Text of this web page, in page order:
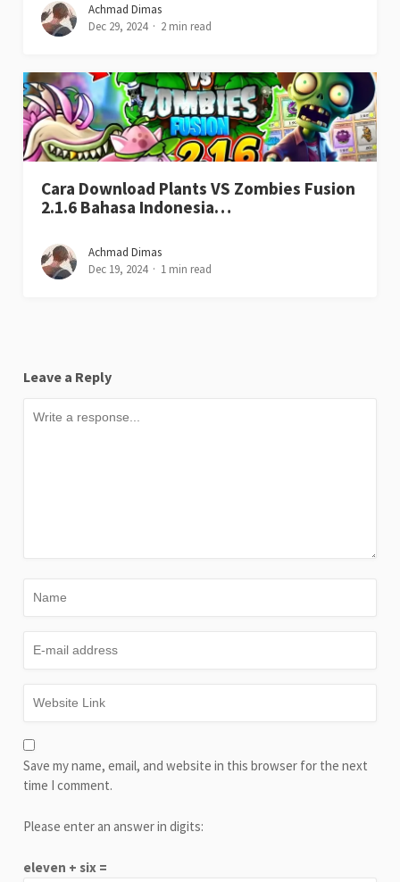
Achmad Dimas
Dec 29, 2024
2 min read
Cara Download Plants VS Zombies Fusion
2.1.6 Bahasa Indonesia…
Achmad Dimas
Dec 19, 2024
1 min read
Leave a Reply
Save my name, email, and website in this browser for the next
time I comment.
Please enter an answer in digits:
eleven + six =